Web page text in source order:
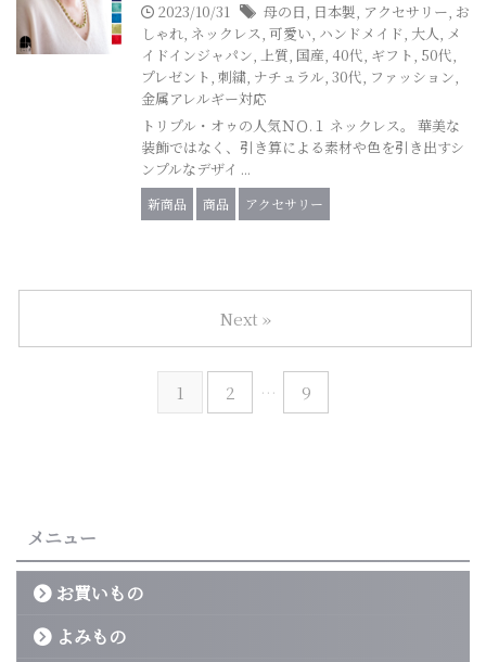
2023/10/31 母の日, 日本製, アクセサリー, お
しゃれ, ネックレス, 可愛い, ハンドメイド, 大人, メ
イドインジャパン, 上質, 国産, 40代, ギフト, 50代,
プレゼント, 刺繍, ナチュラル, 30代, ファッション,
金属アレルギー対応
トリプル・オゥの人気ＮＯ.１ ネックレス。 華美な
装飾ではなく、引き算による素材や色を引き出すシ
ンプルなデザイ ...
新商品 商品 アクセサリー
1 2 … 9
Next »
メニュー
お買いもの
よみもの